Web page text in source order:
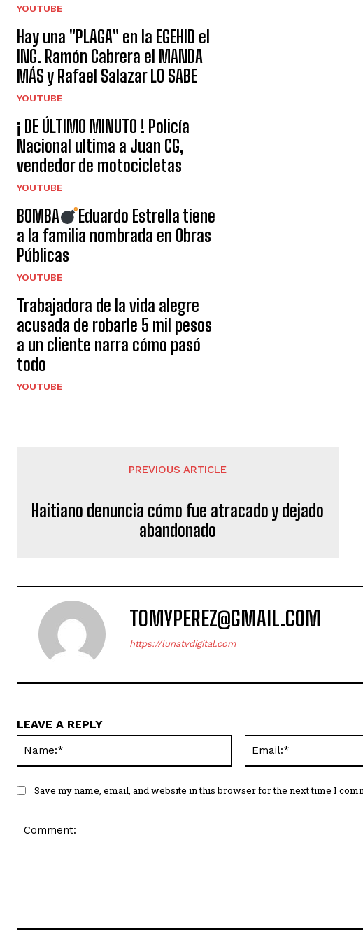
YOUTUBE
Hay una "PLAGA" en la EGEHID el
ING. Ramón Cabrera el MANDA
MÁS y Rafael Salazar LO SABE
YOUTUBE
¡ DE ÚLTIMO MINUTO ! Policía
Nacional ultima a Juan CG,
vendedor de motocicletas
YOUTUBE
BOMBA
Eduardo Estrella tiene
a la familia nombrada en Obras
Públicas
YOUTUBE
Trabajadora de la vida alegre
acusada de robarle 5 mil pesos
a un cliente narra cómo pasó
todo
YOUTUBE
PREVIOUS ARTICLE
Haitiano denuncia cómo fue atracado y dejado
abandonado
TOMYPEREZ@GMAIL.COM
https://lunatvdigital.com
LEAVE A REPLY
Save my name, email, and website in this browser for the next time I